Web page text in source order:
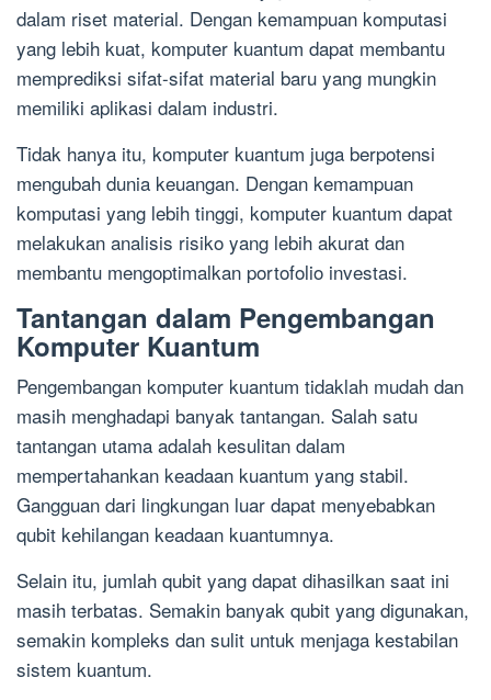
dalam riset material. Dengan kemampuan komputasi
yang lebih kuat, komputer kuantum dapat membantu
memprediksi sifat-sifat material baru yang mungkin
memiliki aplikasi dalam industri.
Tidak hanya itu, komputer kuantum juga berpotensi
mengubah dunia keuangan. Dengan kemampuan
komputasi yang lebih tinggi, komputer kuantum dapat
melakukan analisis risiko yang lebih akurat dan
membantu mengoptimalkan portofolio investasi.
Tantangan dalam Pengembangan
Komputer Kuantum
Pengembangan komputer kuantum tidaklah mudah dan
masih menghadapi banyak tantangan. Salah satu
tantangan utama adalah kesulitan dalam
mempertahankan keadaan kuantum yang stabil.
Gangguan dari lingkungan luar dapat menyebabkan
qubit kehilangan keadaan kuantumnya.
Selain itu, jumlah qubit yang dapat dihasilkan saat ini
masih terbatas. Semakin banyak qubit yang digunakan,
semakin kompleks dan sulit untuk menjaga kestabilan
sistem kuantum.